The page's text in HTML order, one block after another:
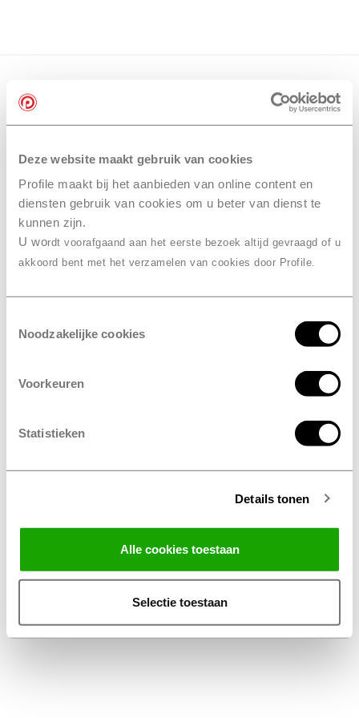
Deze website maakt gebruik van cookies
Profile maakt bij het aanbieden van online content en
diensten gebruik van cookies om u beter van dienst te
kunnen zijn.
U wordt voorafgaand aan het eerste bezoek altijd gevraagd of u
akkoord bent met het verzamelen van cookies door Profile.
Noodzakelijke cookies
Voorkeuren
Statistieken
Details tonen
Alle cookies toestaan
Selectie toestaan
Algemene Voorwaarden Thuiswinkel
Privacy Statement Profile Nederland B.V.
Disclaimer